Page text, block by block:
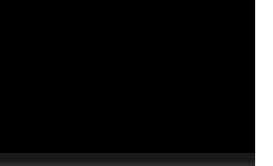
이 원활하지 않을 수 있습니다.